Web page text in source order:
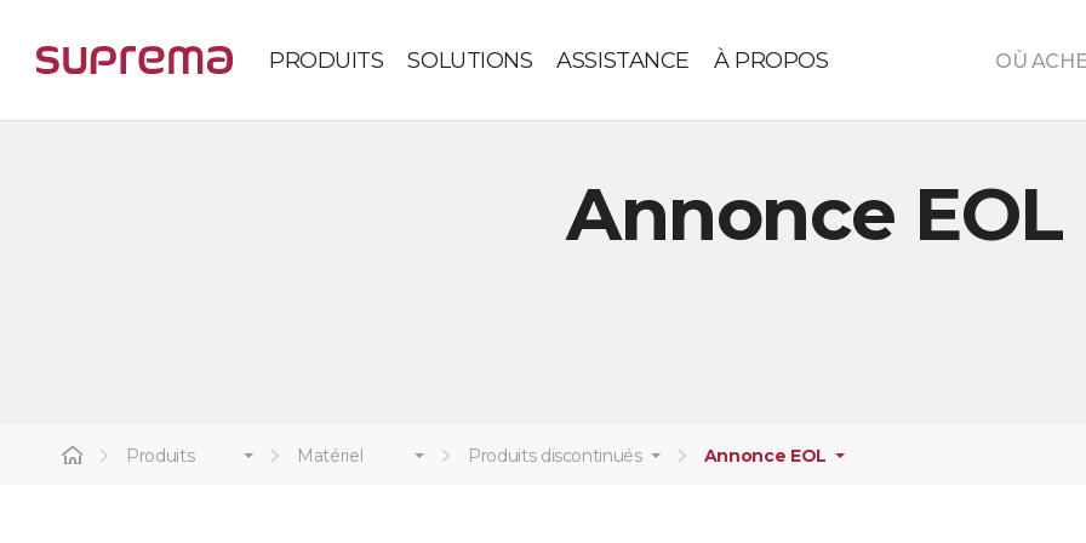
PRODUITS SOLUTIONS ASSISTANCE À PROPOS OÙ
Annonce EOL
Produits Matériel Produits discontinués Annonce EOL